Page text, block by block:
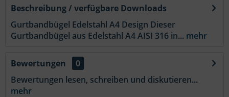
Beschreibung / verfügbare Downloads
Gurtbandbügel Edelstahl A4 Design Dieser
Gurtbandbügel aus Edelstahl A4 AISI 316 in... mehr
Bewertungen
0
Bewertungen lesen, schreiben und diskutieren...
mehr